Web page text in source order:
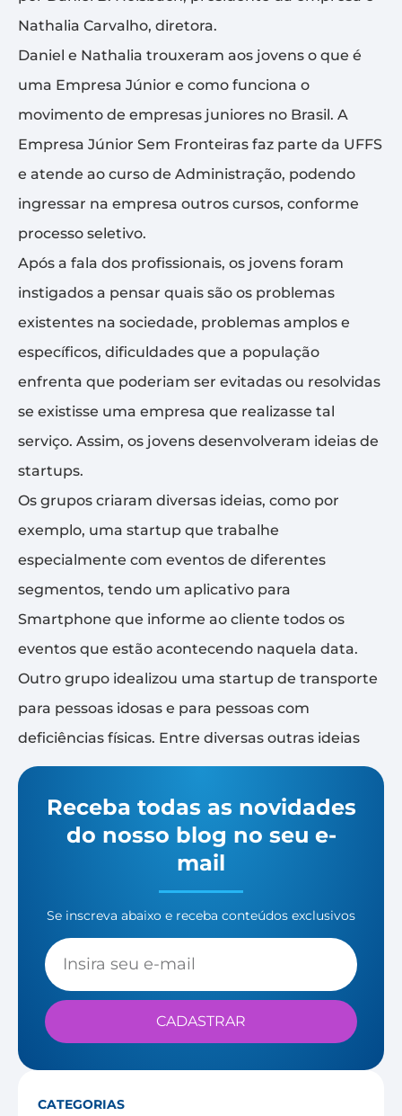
Nathalia Carvalho, diretora.
Daniel e Nathalia trouxeram aos jovens o que é
uma Empresa Júnior e como funciona o
movimento de empresas juniores no Brasil. A
Empresa Júnior Sem Fronteiras faz parte da UFFS
e atende ao curso de Administração, podendo
ingressar na empresa outros cursos, conforme
processo seletivo.
Após a fala dos profissionais, os jovens foram
instigados a pensar quais são os problemas
existentes na sociedade, problemas amplos e
específicos, dificuldades que a população
enfrenta que poderiam ser evitadas ou resolvidas
se existisse uma empresa que realizasse tal
serviço. Assim, os jovens desenvolveram ideias de
startups.
Os grupos criaram diversas ideias, como por
exemplo, uma startup que trabalhe
especialmente com eventos de diferentes
segmentos, tendo um aplicativo para
Smartphone que informe ao cliente todos os
eventos que estão acontecendo naquela data.
Outro grupo idealizou uma startup de transporte
para pessoas idosas e para pessoas com
deficiências físicas. Entre diversas outras ideias
Receba todas as novidades
do nosso blog no seu e-
mail
Se inscreva abaixo e receba conteúdos exclusivos
CADASTRAR
CATEGORIAS